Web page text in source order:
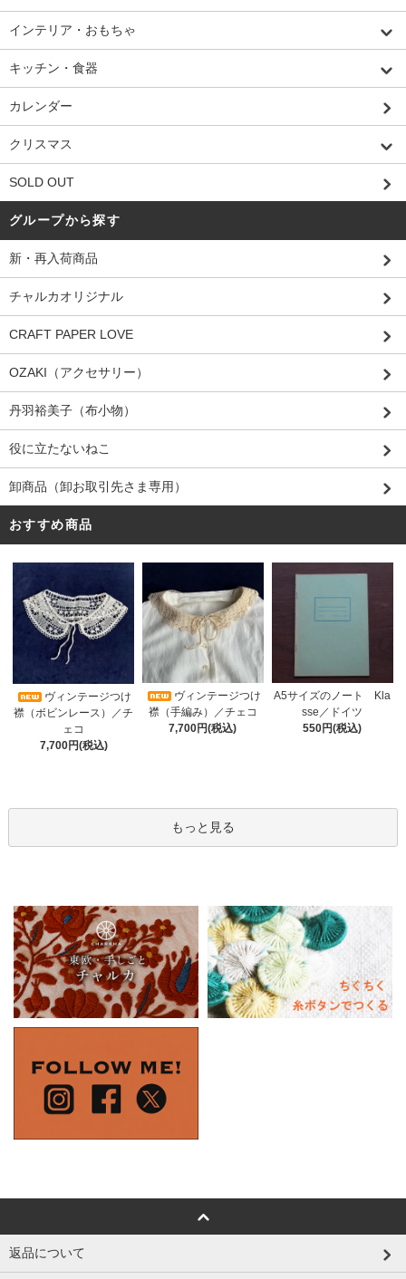
インテリア・おもちゃ
キッチン・食器
カレンダー
クリスマス
SOLD OUT
グループから探す
新・再入荷商品
チャルカオリジナル
CRAFT PAPER LOVE
OZAKI（アクセサリー）
丹羽裕美子（布小物）
役に立たないねこ
卸商品（卸お取引先さま専用）
おすすめ商品
ヴィンテージつけ
襟（ボビンレース）／チ
ェコ
7,700円(税込)
ヴィンテージつけ
襟（手編み）／チェコ
7,700円(税込)
A5サイズのノート Kla
sse／ドイツ
550円(税込)
もっと見る
返品について